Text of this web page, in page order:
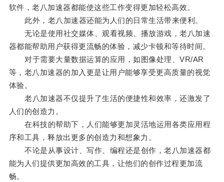
软件，老八加速器都能使这些工作变得更加轻松高效。
此外，老八加速器还能为人们的日常生活带来便利。
无论是使用社交媒体、观看视频、播放游戏，老八加速
器都能帮助用户获得更流畅的体验，减少卡顿和等待时间。
对于需要大量数据运算的应用，如图像处理、VR/AR
等，老八加速器的加入更是让用户能够享受更高质量的视觉
体验。
老八加速器不仅提升了生活的便捷性和效率，还激发了
人们的创造力。
在科技的帮助下，人们能够更加灵活地运用各类应用程
序和工具，释放出更多的创造力和想象力。
不论是从事设计、写作、编程还是创作，老八加速器都
能为人们提供更加高效的工具，让他们的创作过程更加流
畅。